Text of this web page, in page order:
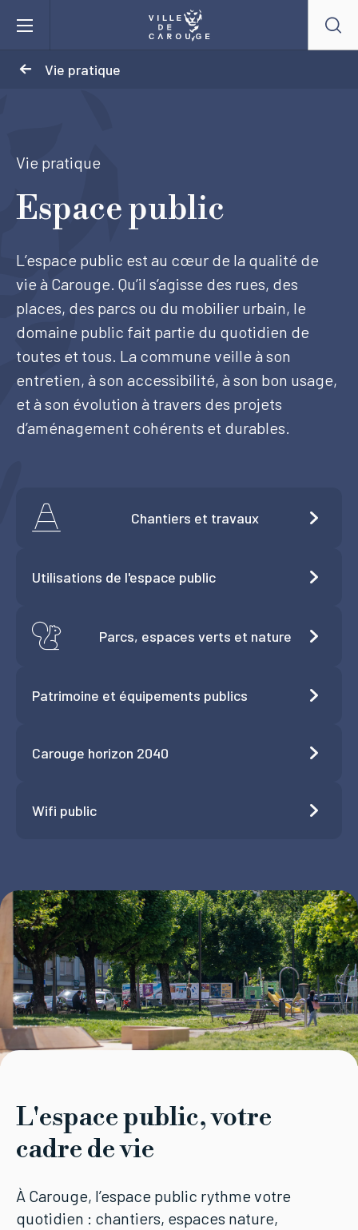
Vie pratique
Mairie
Vie pratique
Actualités
Agenda
Lieux
Tourisme
Vie pratique
Espace public
L’espace public est au cœur de la qualité de
vie à Carouge. Qu’il s’agisse des rues, des
places, des parcs ou du mobilier urbain, le
domaine public fait partie du quotidien de
toutes et tous. La commune veille à son
entretien, à son accessibilité, à son bon usage,
et à son évolution à travers des projets
d’aménagement cohérents et durables.
Chantiers et travaux
Utilisations de l'espace public
Parcs, espaces verts et nature
Patrimoine et équipements publics
Carouge horizon 2040
Wifi public
L'espace public, votre
cadre de vie
À Carouge, l’espace public rythme votre
quotidien : chantiers, espaces nature,